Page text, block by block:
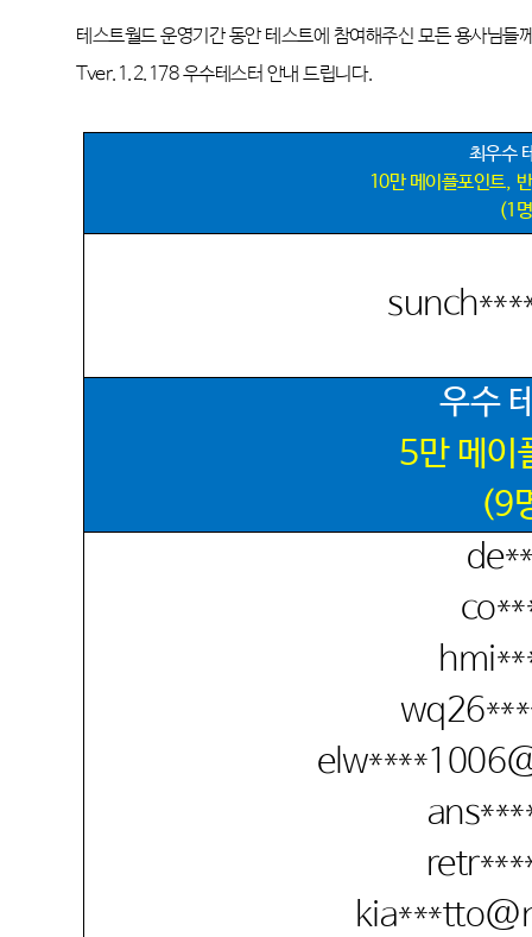
테스트월드 운영기간 동안 테스트에 참여해주신 모든 용사님들
Tver.1.2.178우수테스터 안내 드립니다.
최우수
10만 메이플포인트,
(1 명
우수
5만 메이
(9